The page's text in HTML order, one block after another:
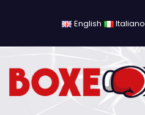
English Italiano